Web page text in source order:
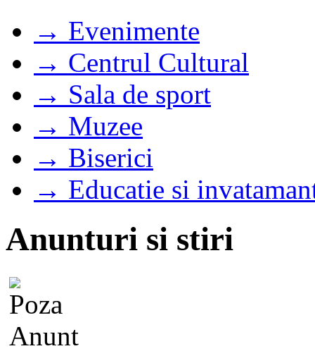
→ Evenimente
→ Centrul Cultural
→ Sala de sport
→ Muzee
→ Biserici
→ Educatie si
Anunturi si stiri